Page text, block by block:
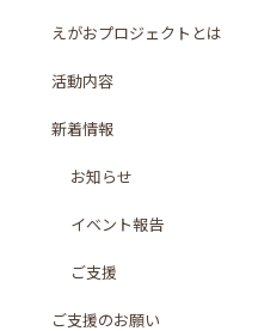
えがおプロジェクトとは
活動内容
新着情報
お知らせ
イベント報告
ご支援
ご支援のお願い